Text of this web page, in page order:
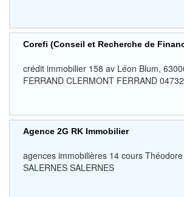
Corefi (Conseil et Recherche de
crédit immobilier 158 av Léon Blum,
FERRAND CLERMONT FERRAND
Agence 2G RK Immobilier
agences immobilières 14 cours
SALERNES SALERNES